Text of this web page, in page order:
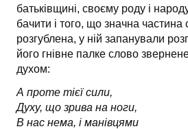
батьківщині, своєму роду і
бачити і того, що значна частина
розгублена, у ній запанували
його гнівне палке слово
духом:
А проте тієї сили,
Духу, що зрива на ноги,
В нас нема, і манівцями